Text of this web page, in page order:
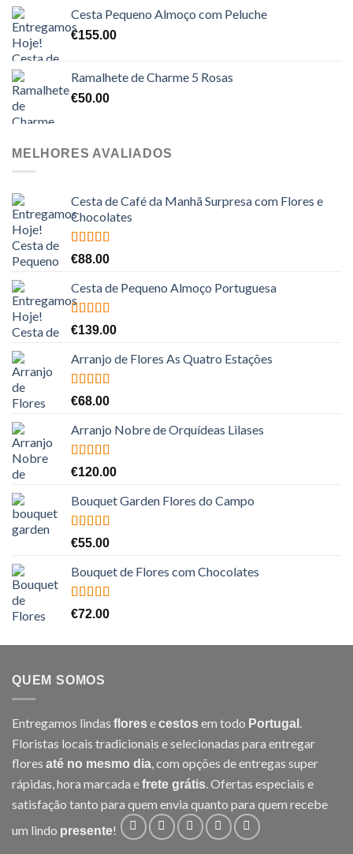
Cesta Pequeno Almoço com Peluche
€155.00
Ramalhete de Charme 5 Rosas
€50.00
MELHORES AVALIADOS
Cesta de Café da Manhã Surpresa com Flores e
Chocolates
Avaliação
€88.00
Cesta de Pequeno Almoço Portuguesa
Avaliação
€139.00
Arranjo de Flores As Quatro Estações
Avaliação
€68.00
Arranjo Nobre de Orquídeas Lilases
Avaliação
€120.00
Bouquet Garden Flores do Campo
Avaliação
€55.00
Bouquet de Flores com Chocolates
Avaliação
€72.00
QUEM SOMOS
Entregamos lindas floresecestosem todo Portugal .
Floristas locais tradicionais e selecionadas para entregar
flores até no mesmo dia, com opções de entregas super
rápidas, hora marcada efrete grátis. Ofertas especiais e
satisfação tanto para quem envia quanto para quem recebe
um lindo presente!